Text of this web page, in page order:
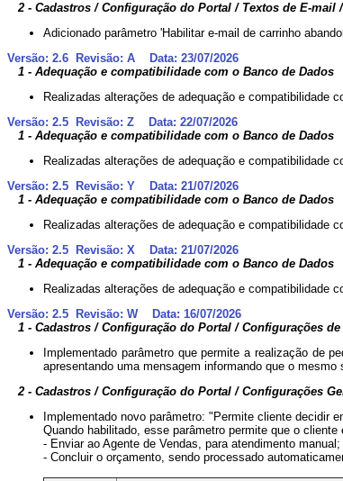
2 - Cadastros / Configuração do Portal / Textos de E-
Adicionado parâmetro 'Habilitar e-mail de carrinho
Versão: 2.6 Revisão: A Data: 23/07/2026
1 - Adequação e compatibilidade com o Banco de Dados
Realizadas alterações de adequação e compatibilidade
Versão: 2.5 Revisão: Z Data: 22/07/2026
1 - Adequação e compatibilidade com o Banco de Dados
Realizadas alterações de adequação e compatibilidade
Versão: 2.5 Revisão: Y Data: 21/07/2026
1 - Adequação e compatibilidade com o Banco de Dados
Realizadas alterações de adequação e compatibilidade
Versão: 2.5 Revisão: X Data: 21/07/2026
1 - Adequação e compatibilidade com o Banco de Dados
Realizadas alterações de adequação e compatibilidade
Versão: 2.5 Revisão: W Data: 16/07/2026
1 - Cadastros / Configuração do Portal / Configurações de
Implementado parâmetro que permite a realização de
apresentando uma mensagem informando que o
2 - Cadastros / Configuração do Portal / Configurações
Implementado novo parâmetro: "Permite cliente decidir
Quando habilitado, esse parâmetro permite que o
- Enviar ao Agente de Vendas, para atendimento manual;
- Concluir o orçamento, sendo processado